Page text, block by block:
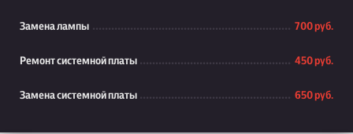
Замена лампы 700 руб.
Ремонт системной платы 450 руб.
Замена системной платы 650 руб.